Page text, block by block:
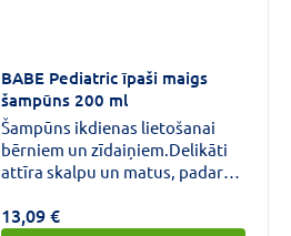
€
BABE Pediatric īpaši maigs
šampūns 200 ml
Šampūns ikdienas lietošanai
bērniem un zīdaiņiem.Delikāti
attīra skalpu un matus, padarot
acīs.
13,09 €